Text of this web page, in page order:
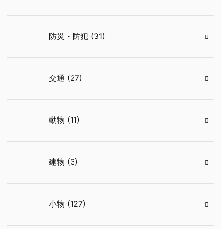
防災・防犯 (31)
交通 (27)
動物 (11)
建物 (3)
小物 (127)